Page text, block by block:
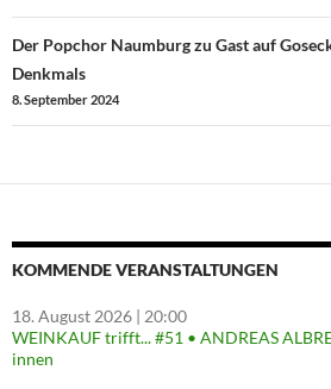
Der Popchor Naumburg zu Gast auf
Denkmals
8. September 2024
KOMMENDE VERANSTALTUNGEN
18. August 2026 | 20:00
WEINKAUF trifft... #51 • ANDREAS
innen